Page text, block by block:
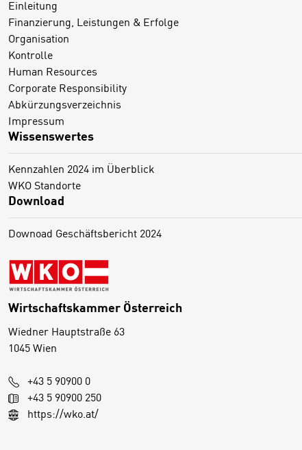
Einleitung
Finanzierung, Leistungen & Erfolge
Organisation
Kontrolle
Human Resources
Corporate Responsibility
Abkürzungsverzeichnis
Impressum
Wissenswertes
Kennzahlen 2024 im Überblick
WKO Standorte
Download
Downoad Geschäftsbericht 2024
Wirtschaftskammer Österreich
Wiedner Hauptstraße 63
1045 Wien
+43 5 90900 0
+43 5 90900 250
https://wko.at/